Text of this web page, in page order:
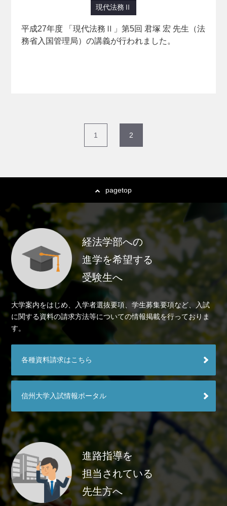
現代法務Ⅱ
平成27年度 「現代法務Ⅱ」第5回 君塚 宏 先生（法
務省入国管理局）の講義が行われました。
1 2
pagetop
経法学部への
進学を希望する
受験生へ
大学案内をはじめ、入学者選抜要項、学生募集要項など、入試
に関する資料の請求方法等についての情報掲載を行っておりま
す。
各種資料請求はこちら
信州大学入試情報ポータル
進路指導を
担当されている
先生方へ